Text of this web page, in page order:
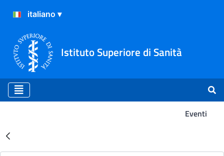
Istituto Superiore di Sanità
Eventi
Risultati della Ricerca -